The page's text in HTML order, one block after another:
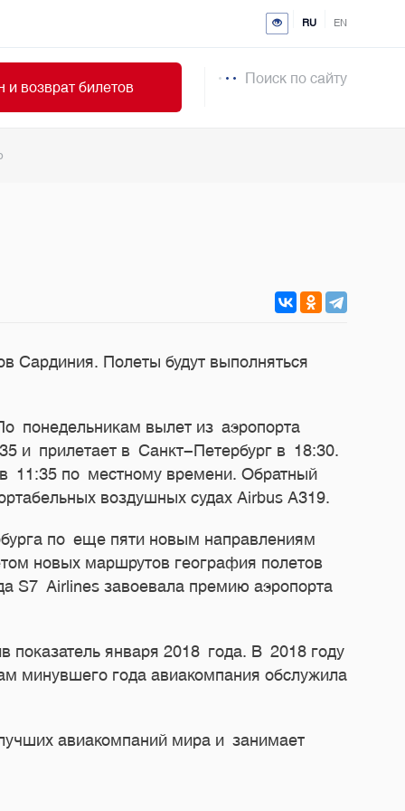
RU EN
и возврат билетов
Поиск по сайту
Сардиния. Полеты будут выполняться
понедельникам вылет из аэропорта
и прилетает в Санкт-Петербург в 18:30.
11:35 по местному времени. Обратный
воздушных судах Airbus A319.
по еще пяти новым направлениям
новых маршрутов география полетов
S7 Airlines завоевала премию аэропорта
января 2018 года. В 2018 году
минувшего года авиакомпания обслужила
авиакомпаний мира и занимает